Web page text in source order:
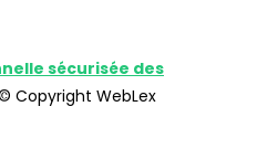
sécurisée des
Copyright WebLex